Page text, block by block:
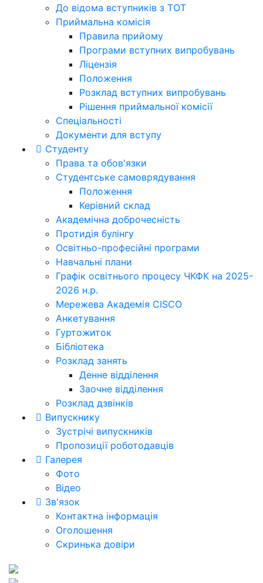
До відома вступників з ТОТ
Приймальна комісія
Правила прийому
Програми вступних випробувань
Ліцензія
Положення
Розклад вступних випробувань
Рішення приймальної комісії
Спеціальності
Документи для вступу
Студенту
Права та обов'язки
Студентське самоврядування
Положення
Керівний склад
Академічна доброчесність
Протидія булінгу
Освітньо-професійні програми
Навчальні плани
Графік освітнього процесу ЧКФК на 2025-
2026 н.р.
Мережева Академія CISCO
Анкетування
Гуртожиток
Бібліотека
Розклад занять
Денне відділення
Заочне відділення
Розклад дзвінків
Випускнику
Зустрічі випускників
Пропозиції роботодавців
Галерея
Фото
Відео
Зв'язок
Контактна інформація
Оголошення
Скринька довіри